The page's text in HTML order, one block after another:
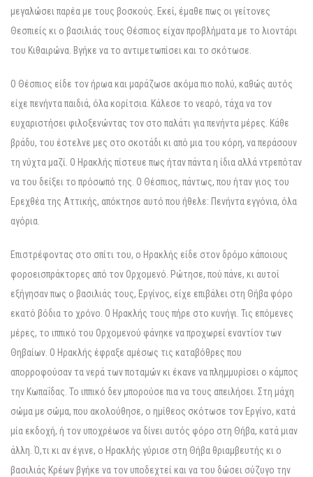
μεγαλώσει παρέα με τους βοσκούς. Εκεί, έμαθε πως οι γείτονες
Θεσπιείς κι ο βασιλιάς τους Θέσπιος είχαν προβλήματα με το λιοντάρι
του Κιθαιρώνα. Βγήκε να το αντιμετωπίσει και το σκότωσε.
Ο Θέσπιος είδε τον ήρωα και μαράζωσε ακόμα πιο πολύ, καθώς αυτός
είχε πενήντα παιδιά, όλα κορίτσια. Κάλεσε το νεαρό, τάχα να τον
ευχαριστήσει φιλοξενώντας τον στο παλάτι για πενήντα μέρες. Κάθε
βράδυ, του έστελνε μες στο σκοτάδι κι από μια του κόρη, να περάσουν
τη νύχτα μαζί. Ο Ηρακλής πίστευε πως ήταν πάντα η ίδια αλλά ντρεπόταν
να του δείξει το πρόσωπό της. Ο Θέσπιος, πάντως, που ήταν γιος του
Ερεχθέα της Αττικής, απόκτησε αυτό που ήθελε: Πενήντα εγγόνια, όλα
αγόρια.
Επιστρέφοντας στο σπίτι του, ο Ηρακλής είδε στον δρόμο κάποιους
φοροεισπράκτορες από τον Ορχομενό. Ρώτησε, πού πάνε, κι αυτοί
εξήγησαν πως ο βασιλιάς τους, Εργίνος, είχε επιβάλει στη Θήβα φόρο
εκατό βόδια το χρόνο. Ο Ηρακλής τους πήρε στο κυνήγι. Τις επόμενες
μέρες, το ιππικό του Ορχομενού φάνηκε να προχωρεί εναντίον των
Θηβαίων. Ο Ηρακλής έφραξε αμέσως τις καταβόθρες που
απορροφούσαν τα νερά των ποταμών κι έκανε να πλημμυρίσει ο κάμπος
την Κωπαΐδας. Το ιππικό δεν μπορούσε πια να τους απειλήσει. Στη μάχη
σώμα με σώμα, που ακολούθησε, ο ημίθεος σκότωσε τον Εργίνο, κατά
μία εκδοχή, ή τον υποχρέωσε να δίνει αυτός φόρο στη Θήβα, κατά μιαν
άλλη. Ό,τι κι αν έγινε, ο Ηρακλής γύρισε στη Θήβα θριαμβευτής κι ο
βασιλιάς Κρέων βγήκε να τον υποδεχτεί και να του δώσει σύζυγο την